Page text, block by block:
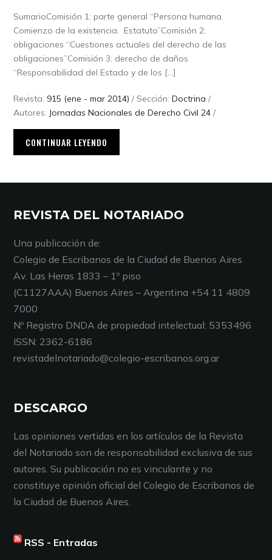
SumarioComisión 1: parte general “Persona humana.
Comienzo de la existencia. Estatuto”Comisión 2:
obligaciones “Cuestiones actuales del derecho de las
obligaciones”Comisión 3: derecho de daños
“Responsabilidad del Estado y de los […]
Revista: 915 (ene - mar 2014) / Sección:Doctrina /
Autores: Jornadas Nacionales de Derecho Civil 24 /
CONTINUAR LEYENDO
REVISTA DEL NOTARIADO
Una publicación de:
Colegio de Escribanos de la Ciudad de Buenos Aires
Av. Las Heras 1833 – 1º piso
(C1127AAA) Buenos Aires – Argentina +54 11 4809
7000
Nº Registro DNDA de propiedad intelectual: 5353496
ISSN: 2362-6186
revistadelnotariado@colegio-escribanos.org.ar
DESCARGO
Las opiniones vertidas en los artículos de la Revista
del Notariado son de responsabilidad exclusiva de sus
autores. Su publicación no es vinculante y no
constituye opinión oficial del Colegio de Escribanos de
la Ciudad de Buenos Aires.
RSS - Entradas